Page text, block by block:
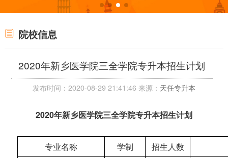
院校信息
2020年新乡医学院三全学院专升本招生计划
发布时间：2020-08-29 21:41:46 来源： 天任专升本
2020年新乡医学院三全学院专升本招生计划
专业名称 学制
招生人数